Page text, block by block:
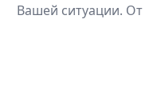
Вашей ситуации.